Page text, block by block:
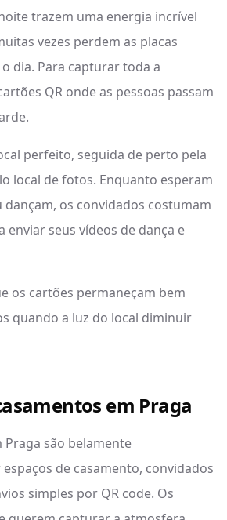
trazem uma energia incrível
vezes perdem as placas
dia. Para capturar toda a
QR onde as pessoas passam
perfeito, seguida de perto pela
local de fotos. Enquanto esperam
os convidados costumam
enviar seus vídeos de dança e
os cartões permaneçam bem
quando a luz do local diminuir
em Praga
Praga são belamente
de casamento, convidados
simples por QR code. Os